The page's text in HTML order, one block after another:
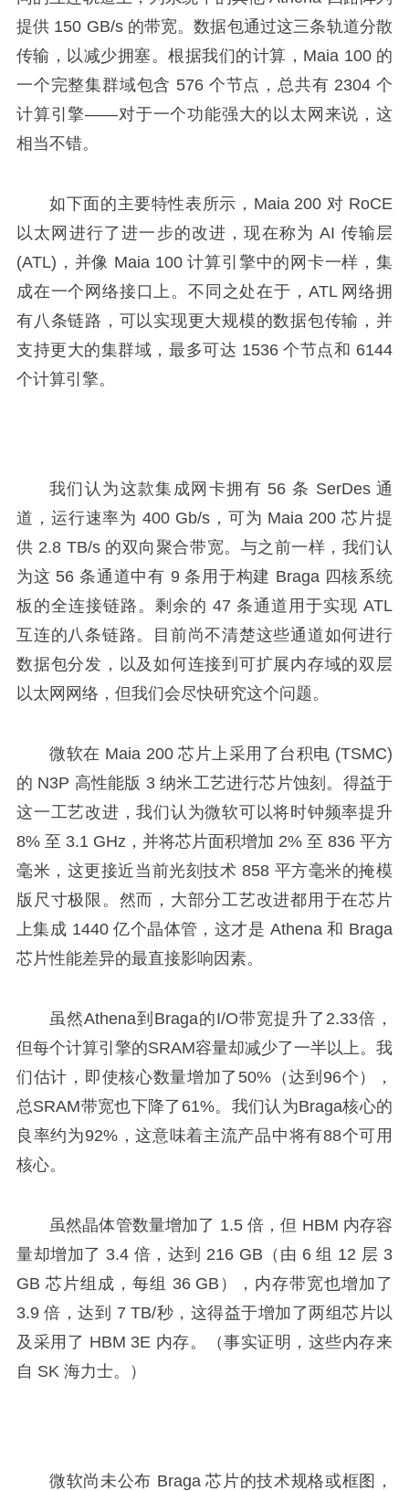
提供 150 GB/s 的带宽。数据包通过这三条轨道分散
传输，以减少拥塞。根据我们的计算，Maia 100 的
一个完整集群域包含 576 个节点，总共有 2304 个
计算引擎——对于一个功能强大的以太网来说，这
相当不错。
如下面的主要特性表所示，Maia 200 对 RoCE
以太网进行了进一步的改进，现在称为 AI 传输层
(ATL)，并像 Maia 100 计算引擎中的网卡一样，集
成在一个网络接口上。不同之处在于，ATL 网络拥
有八条链路，可以实现更大规模的数据包传输，并
支持更大的集群域，最多可达 1536 个节点和 6144
个计算引擎。
我们认为这款集成网卡拥有 56 条 SerDes 通
道，运行速率为 400 Gb/s，可为 Maia 200 芯片提
供 2.8 TB/s 的双向聚合带宽。与之前一样，我们认
为这 56 条通道中有 9 条用于构建 Braga 四核系统
板的全连接链路。剩余的 47 条通道用于实现 ATL
互连的八条链路。目前尚不清楚这些通道如何进行
数据包分发，以及如何连接到可扩展内存域的双层
以太网网络，但我们会尽快研究这个问题。
微软在 Maia 200 芯片上采用了台积电 (TSMC)
的 N3P 高性能版 3 纳米工艺进行芯片蚀刻。得益于
这一工艺改进，我们认为微软可以将时钟频率提升
8% 至 3.1 GHz，并将芯片面积增加 2% 至 836 平方
毫米，这更接近当前光刻技术 858 平方毫米的掩模
版尺寸极限。然而，大部分工艺改进都用于在芯片
上集成 1440 亿个晶体管，这才是 Athena 和 Braga
芯片性能差异的最直接影响因素。
虽然Athena到Braga的I/O带宽提升了2.33倍，
但每个计算引擎的SRAM容量却减少了一半以上。我
们估计，即使核心数量增加了50%（达到96个），
总SRAM带宽也下降了61%。我们认为Braga核心的
良率约为92%，这意味着主流产品中将有88个可用
核心。
虽然晶体管数量增加了 1.5 倍，但 HBM 内存容
量却增加了 3.4 倍，达到 216 GB（由 6 组 12 层 3
GB 芯片组成，每组 36 GB），内存带宽也增加了
3.9 倍，达到 7 TB/秒，这得益于增加了两组芯片以
及采用了 HBM 3E 内存。（事实证明，这些内存来
自 SK 海力士。）
微软尚未公布 Braga 芯片的技术规格或框图，